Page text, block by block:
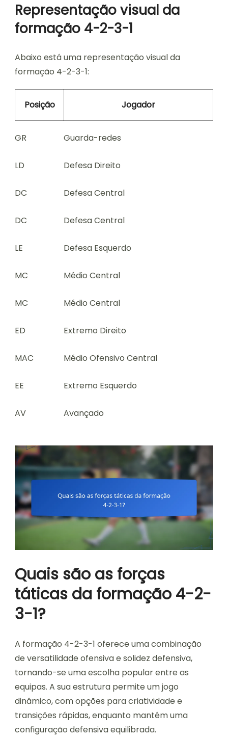
Representação visual da
formação 4-2-3-1
Abaixo está uma representação visual da
formação 4-2-3-1:
Posição Jogador
GR Guarda-redes
LD Defesa Direito
DC Defesa Central
DC Defesa Central
LE Defesa Esquerdo
MC Médio Central
MC Médio Central
ED Extremo Direito
MAC Médio Ofensivo Central
EE Extremo Esquerdo
AV Avançado
Quais são as forças
táticas da formação 4-2-
3-1?
A formação 4-2-3-1 oferece uma combinação
de versatilidade ofensiva e solidez defensiva,
tornando-se uma escolha popular entre as
equipas. A sua estrutura permite um jogo
dinâmico, com opções para criatividade e
transições rápidas, enquanto mantém uma
configuração defensiva equilibrada.